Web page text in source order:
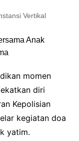
Vertikal
momen
diri
Kepolisian
kegiatan doa
yatim.